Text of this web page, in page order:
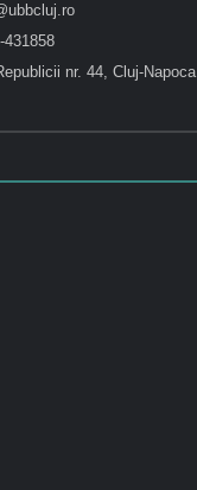
431858
nr. 44, Cluj-Napoca